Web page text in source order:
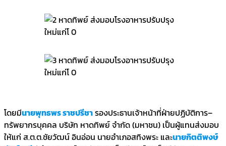
โดยมีนายพุทธพร ราชปรีชารองประธานเจ้าหน้าที่ฝ่ายปฏิบัติการ–
ทรัพยากรบุคคล บริษัท หาดทิพย์ จำกัด (มหาชน) เป็นผู้แทนส่งมอบ
ให้แก่ ส.ต.ต.ชัยวัฒน์ อินอ่อน นายอำเภอสทิงพระ และนายกิตติพงษ์